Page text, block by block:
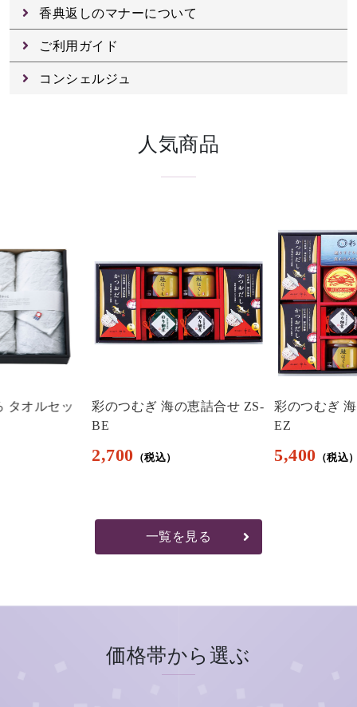
香典返しのマナーについて
ご利用ガイド
コンシェルジュ
人気商品
タオルセッ
彩のつむぎ 海の恵詰合せ ZS-
BE
2,700
彩のつむぎ
EZ
5,400
一覧を見る
価格帯から選ぶ